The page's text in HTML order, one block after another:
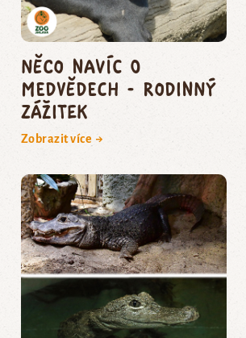
Něco navíc o
medvědech - rodinný
zážitek
Zobrazit více →